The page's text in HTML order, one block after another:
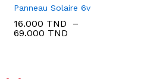
Panneau Solaire 6v
16.000 TND
–
69.000 TND